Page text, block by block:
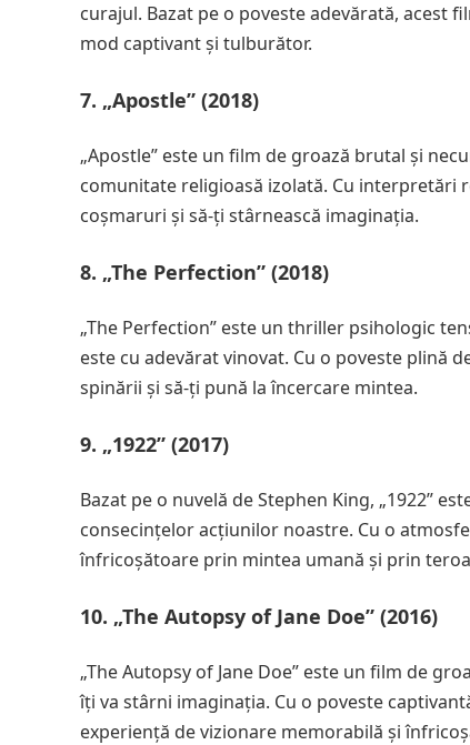
curajul. Bazat pe o poveste adevărată, acest
mod captivant și tulburător.
7. „Apostle” (2018)
„Apostle” este un film de groază brutal și
comunitate religioasă izolată. Cu interpretări
coșmaruri și să-ți stârnească imaginația.
8. „The Perfection” (2018)
„The Perfection” este un thriller psihologic
este cu adevărat vinovat. Cu o poveste plină
spinării și să-ți pună la încercare mintea.
9. „1922” (2017)
Bazat pe o nuvelă de Stephen King, „1922”
consecințelor acțiunilor noastre. Cu o
înfricoșătoare prin mintea umană și prin
10. „The Autopsy of Jane Doe” (2016)
„The Autopsy of Jane Doe” este un film de
îți va stârni imaginația. Cu o poveste
experiență de vizionare memorabilă și